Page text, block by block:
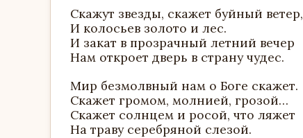
Скажут звезды, скажет буйный ветер,
И колосьев золото и лес.
И закат в прозрачный летний вечер
Нам откроет дверь в страну чудес.
Мир безмолвный нам о Боге скажет.
Скажет громом, молнией, грозой…
Скажет солнцем и росой, что ляжет
На траву серебряной слезой.